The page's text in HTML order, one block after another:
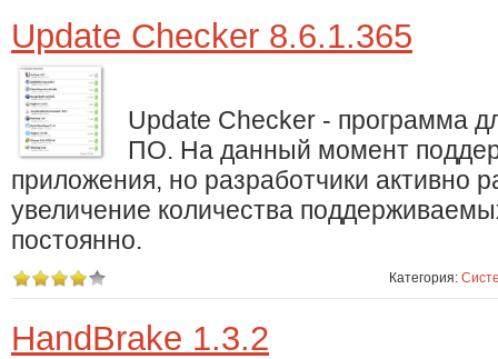
Update Checker 8.6.1.365
Update Checker - программа
ПО. На данный момент
приложения, но разработчики активно
увеличение количества
постоянно.
Категория:
HandBrake 1.3.2